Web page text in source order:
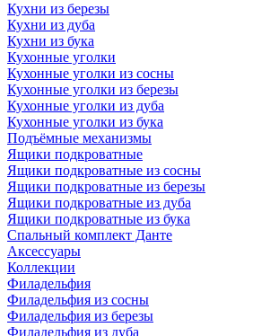
Кухни из березы
Кухни из дуба
Кухни из бука
Кухонные уголки
Кухонные уголки из сосны
Кухонные уголки из березы
Кухонные уголки из дуба
Кухонные уголки из бука
Подъёмные механизмы
Ящики подкроватные
Ящики подкроватные из сосны
Ящики подкроватные из березы
Ящики подкроватные из дуба
Ящики подкроватные из бука
Спальный комплект Данте
Аксессуары
Коллекции
Филадельфия
Филадельфия из сосны
Филадельфия из березы
Филадельфия из дуба